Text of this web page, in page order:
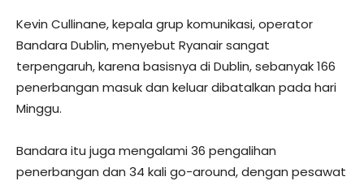
Kevin Cullinane, kepala grup komunikasi, operator
Bandara Dublin, menyebut Ryanair sangat
terpengaruh, karena basisnya di Dublin, sebanyak 166
penerbangan masuk dan keluar dibatalkan pada hari
Minggu.
Bandara itu juga mengalami 36 pengalihan
penerbangan dan 34 kali go-around, dengan pesawat